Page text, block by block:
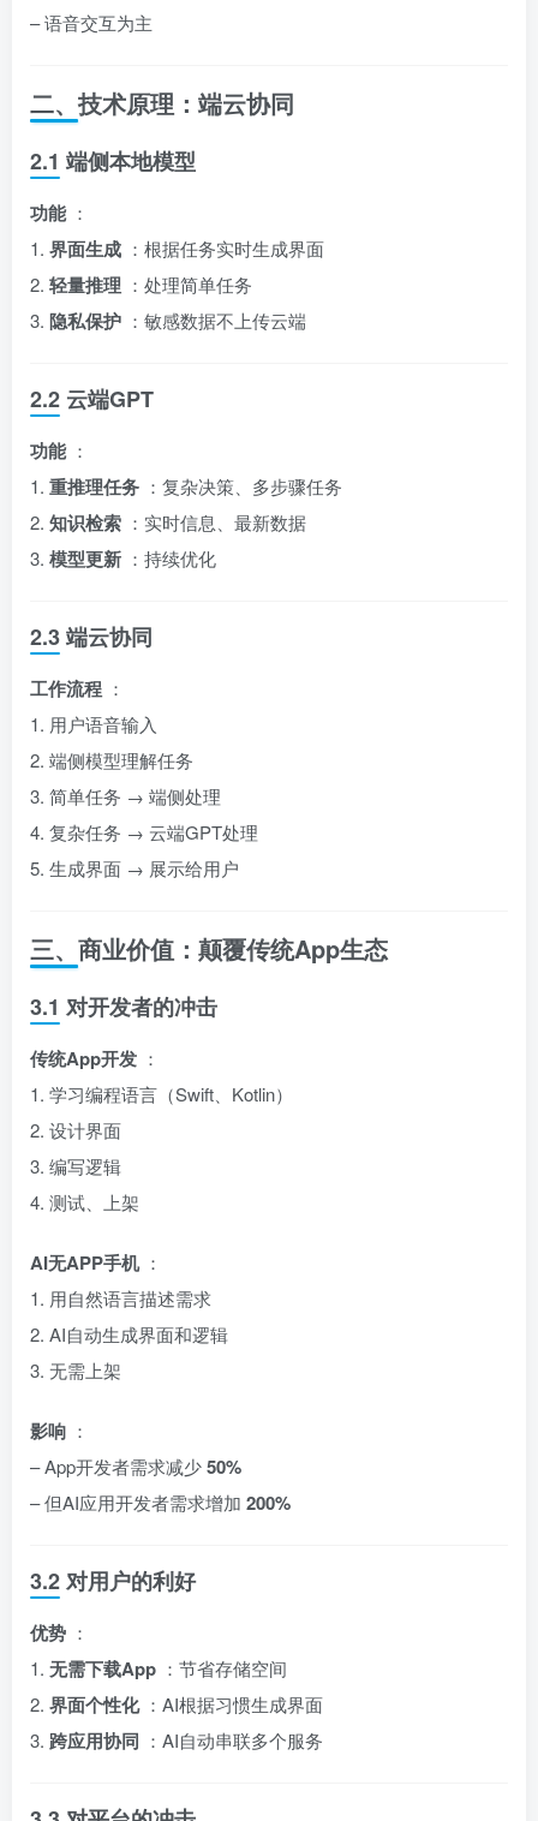
– 语音交互为主
二、技术原理：端云协同
2.1 端侧本地模型
功能 ：
1. 界面生成 ：根据任务实时生成界面
2. 轻量推理 ：处理简单任务
3. 隐私保护 ：敏感数据不上传云端
2.2 云端GPT
功能 ：
1. 重推理任务 ：复杂决策、多步骤任务
2. 知识检索 ：实时信息、最新数据
3. 模型更新 ：持续优化
2.3 端云协同
工作流程 ：
1. 用户语音输入
2. 端侧模型理解任务
3. 简单任务 → 端侧处理
4. 复杂任务 → 云端GPT处理
5. 生成界面 → 展示给用户
三、商业价值：颠覆传统App生态
3.1 对开发者的冲击
传统App开发 ：
1. 学习编程语言（Swift、Kotlin）
2. 设计界面
3. 编写逻辑
4. 测试、上架
AI无APP手机 ：
1. 用自然语言描述需求
2. AI自动生成界面和逻辑
3. 无需上架
影响 ：
– App开发者需求减少50%
– 但AI应用开发者需求增加 200%
3.2 对用户的利好
优势 ：
1. 无需下载App ：节省存储空间
2. 界面个性化 ：AI根据习惯生成界面
3. 跨应用协同 ：AI自动串联多个服务